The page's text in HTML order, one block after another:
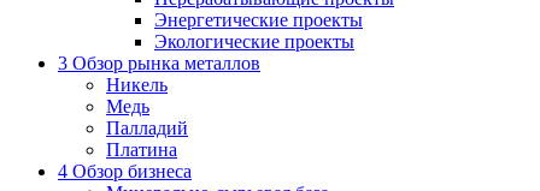
Энергетические проекты
Экологические проекты
3 Обзор рынка металлов
Никель
Медь
Палладий
Платина
4 Обзор бизнеса